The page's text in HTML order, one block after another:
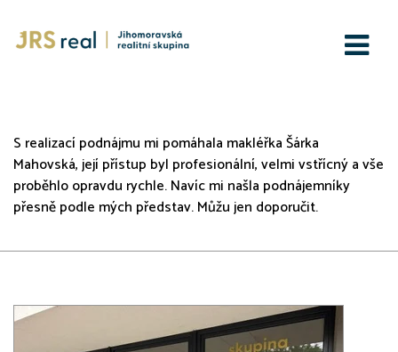
S realizací podnájmu mi pomáhala makléřka Šárka
Mahovská, její přístup byl profesionální, velmi vstřícný a vše
proběhlo opravdu rychle. Navíc mi našla podnájemníky
přesně podle mých představ. Můžu jen doporučit.